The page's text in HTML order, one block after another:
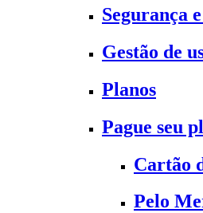
Segurança e
Gestão de
Planos
Pague seu
Cartão
Pelo